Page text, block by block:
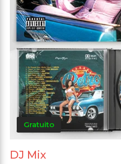
Gratuito
DJ Mix